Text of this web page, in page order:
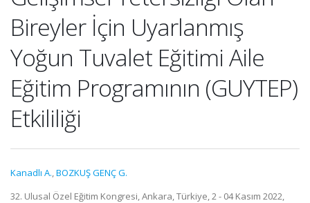
Bireyler İçin Uyarlanmış
Yoğun Tuvalet Eğitimi Aile
Eğitim Programının (GUYTEP)
Etkililiği
Kanadlı A.,BOZKUŞ GENÇ G.
32. Ulusal Özel Eğitim Kongresi, Ankara, Türkiye, 2 - 04 Kasım 2022,